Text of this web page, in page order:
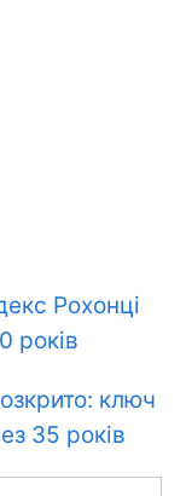
Рохонці
років
ключ
35 років